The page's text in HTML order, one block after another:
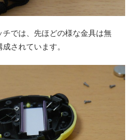
チでは、先ほどの様な金具は無
されています。